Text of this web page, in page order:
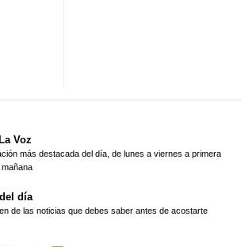
Voz
más destacada del día, de lunes a viernes a primera
día
de las noticias que debes saber antes de acostarte